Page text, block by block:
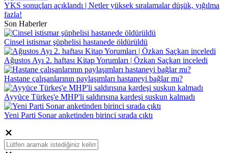
YKS sonuçları açıklandı | Netler yüksek sıralamalar düşük, yığılma
fazla!
Son Haberler
Cinsel istismar şüphelisi hastanede öldürüldü
Ağustos Ayı 2. haftası Kitap Yorumları | Özkan Saçkan inceledi
Hastane çalışanlarının paylaşımları hastaneyi bağlar mı?
Ayyüce Türkeş'e MHP'li saldırısına kardeşi suskun kalmadı
Yeni Parti Sonar anketinden birinci sırada çıktı